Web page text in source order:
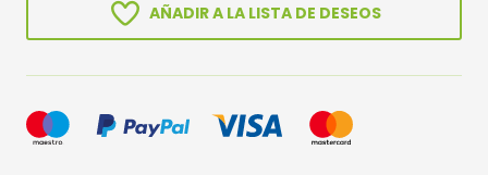
AÑADIR A LA LISTA DE DESEOS